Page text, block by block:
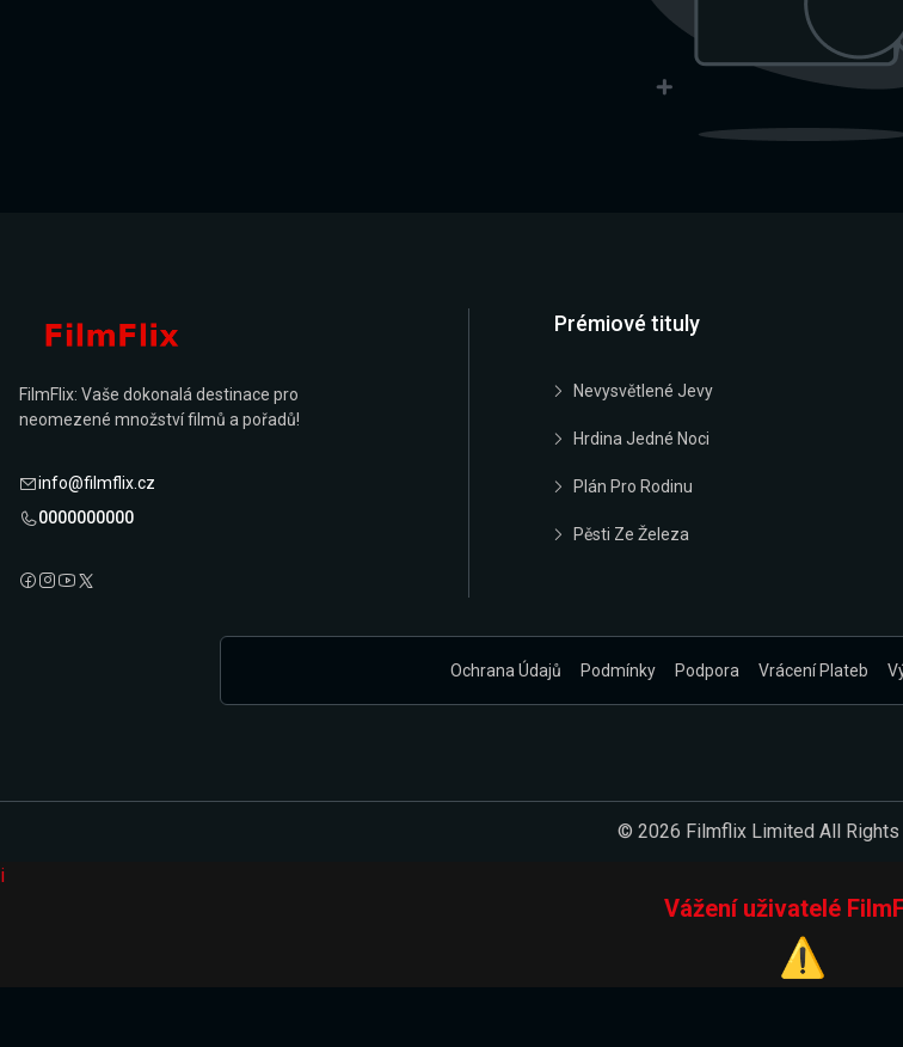
FilmFlix: Vaše dokonalá destinace pro
neomezené množství filmů a pořadů!
info@filmflix.cz
0000000000
Prémiové tituly
Nevysvětlené Jevy
Hrdina Jedné Noci
Plán Pro Rodinu
Pěsti Ze Železa
Ochrana Údajů Podmínky Podpora Vrácení Plateb
© 2026 Filmflix Limited All Rights
i
Vážení uživatelé
⚠️